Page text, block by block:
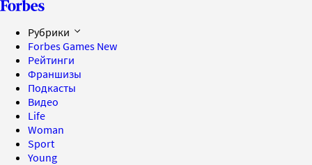
Рубрики
Forbes Games New
Рейтинги
Франшизы
Подкасты
Видео
Life
Woman
Sport
Young